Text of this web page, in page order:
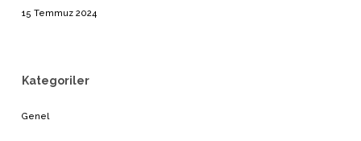
15 Temmuz 2024
Kategoriler
Genel